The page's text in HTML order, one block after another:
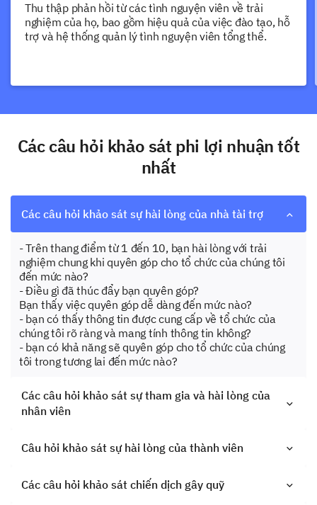
Thu thập phản hồi từ các tình nguyện viên về trải
nghiệm của họ, bao gồm hiệu quả của việc đào tạo, hỗ
trợ và hệ thống quản lý tình nguyện viên tổng thể.
Các câu hỏi khảo sát phi lợi nhuận tốt
nhất
Các câu hỏi khảo sát sự hài lòng của nhà tài trợ
- Trên thang điểm từ 1 đến 10, bạn hài lòng với trải
nghiệm chung khi quyên góp cho tổ chức của chúng tôi
đến mức nào?
- Điều gì đã thúc đẩy bạn quyên góp?
Bạn thấy việc quyên góp dễ dàng đến mức nào?
- bạn có thấy thông tin được cung cấp về tổ chức của
chúng tôi rõ ràng và mang tính thông tin không?
- bạn có khả năng sẽ quyên góp cho tổ chức của chúng
tôi trong tương lai đến mức nào?
Các câu hỏi khảo sát sự tham gia và hài lòng của
nhân viên
Câu hỏi khảo sát sự hài lòng của thành viên
Các câu hỏi khảo sát chiến dịch gây quỹ